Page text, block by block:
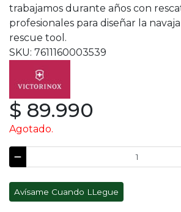
trabajamos durante años con
profesionales para diseñar la
rescue tool.
SKU: 7611160003539
$ 89.990
Agotado.
Avísame Cuando LLegue